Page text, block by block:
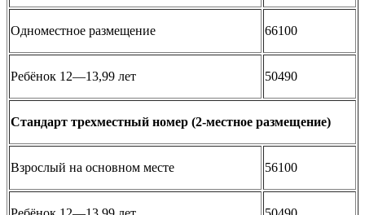
Одноместное размещение 66100
Ребёнок 12—13,99 лет 50490
Стандарт трехместный номер (2-местное размещение)
Взрослый на основном месте 56100